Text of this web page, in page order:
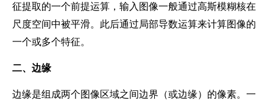
征提取的一个前提运算，输入图像一般通过高斯模糊核在
尺度空间中被平滑。此后通过局部导数运算来计算图像的
一个或多个特征。
二、 边缘
边缘是组成两个图像区域之间边界（或边缘）的像素。一